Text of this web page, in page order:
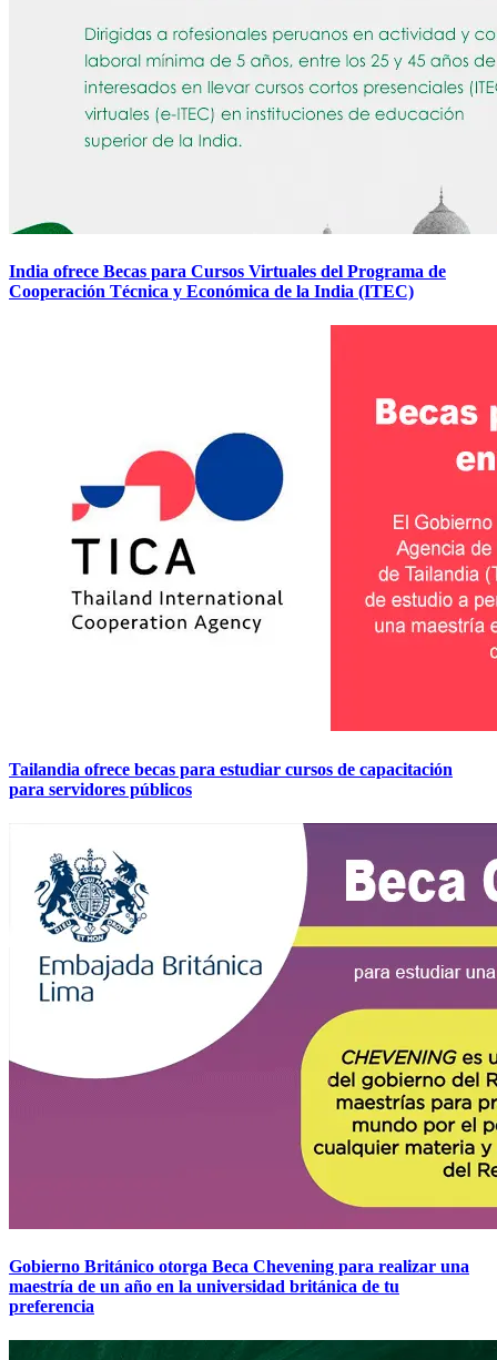
India ofrece Becas para Cursos Virtuales del Programa de
Cooperación Técnica y Económica de la India (ITEC)
Tailandia ofrece becas para estudiar cursos de capacitación
para servidores públicos
Gobierno Británico otorga Beca Chevening para realizar una
maestría de un año en la universidad británica de tu
preferencia